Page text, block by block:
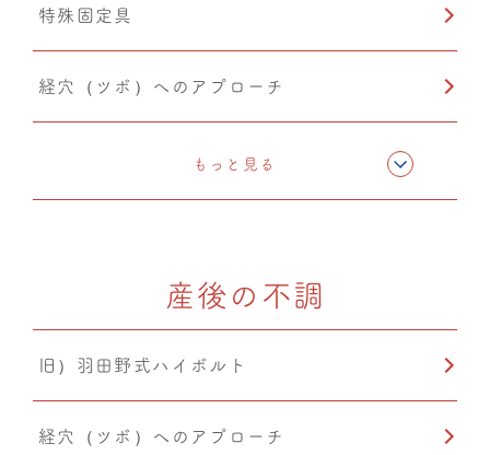
特殊固定具
経穴（ツボ）へのアプローチ
CMC筋膜ストレッチ（リリース）
温熱療法
PIA(ピア)
もっと見る
産後の不調
旧）羽田野式ハイボルト
経穴（ツボ）へのアプローチ